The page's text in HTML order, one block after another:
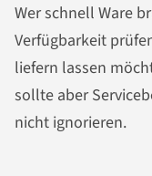
Wer schnell Ware
Verfügbarkeit
liefern lassen
sollte aber
nicht ignorieren.